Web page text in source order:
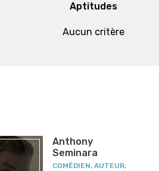
Aptitudes
Aucun critère
Anthony
Seminara
COMÉDIEN, AUTEUR,